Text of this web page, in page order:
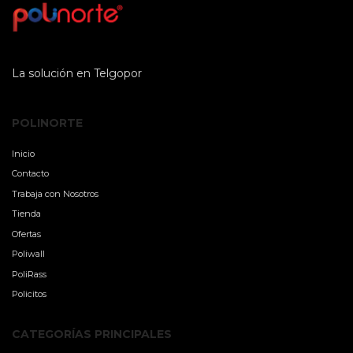
La solución en Telgopor
POLINORTE
Inicio
Contacto
Trabaja con Nosotros
Tienda
Ofertas
Poliwall
PoliRass
Policitos
CATEGORÍAS PRINCIPALES